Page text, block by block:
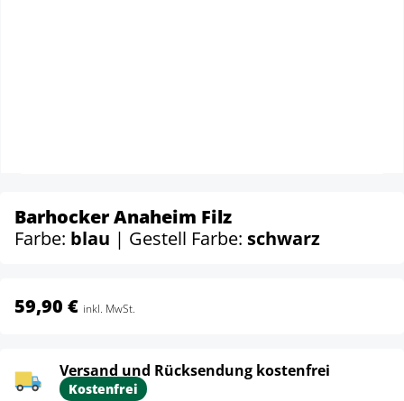
Barhocker Anaheim Filz
Farbe: blau | Gestell Farbe: schwarz
59,90 € inkl. MwSt.
Versand und Rücksendung kostenfrei
Kostenfrei